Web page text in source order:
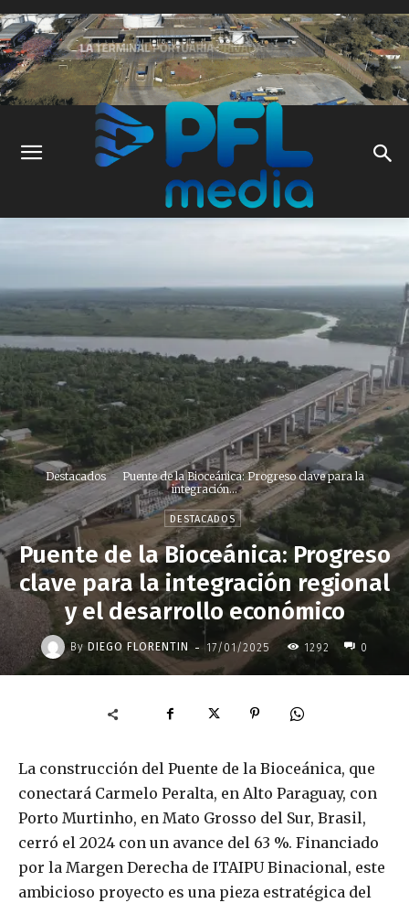
Destacados
Puente de la Bioceánica: Progreso clave para la
integración...
DESTACADOS
Puente de la Bioceánica: Progreso
clave para la integración regional
y el desarrollo económico
By DIEGO FLORENTIN - 17/01/2025 1292 0
La construcción del Puente de la Bioceánica, que
conectará Carmelo Peralta, en Alto Paraguay, con
Porto Murtinho, en Mato Grosso del Sur, Brasil,
cerró el 2024 con un avance del 63 %. Financiado
por la Margen Derecha de ITAIPU Binacional, este
ambicioso proyecto es una pieza estratégica del